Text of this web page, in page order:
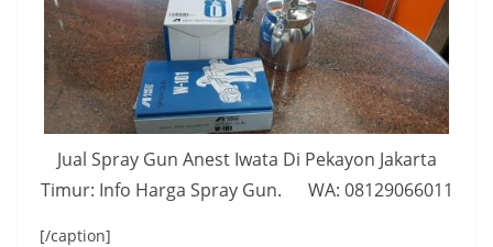
Jual Spray Gun Anest Iwata Di Pekayon Jakarta
Timur: Info Harga Spray Gun. WA: 08129066011
[/caption]